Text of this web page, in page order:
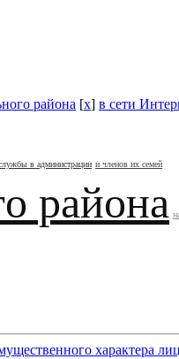
района [x] в сети
в администрации и членов их семей
района